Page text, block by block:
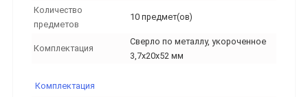
Количество
предметов
10 предмет(ов)
Комплектация
Сверло по металлу, укороченное
3,7x20x52 мм
Комплектация